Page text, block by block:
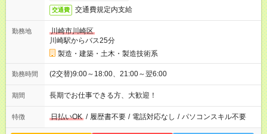
交通費 交通費規定内支給
勤務地
川崎市川崎区
川崎駅からバス25分
製造・建築・土木・製造技術系
勤務時間 (2交替)9:00～18:00、21:00～翌6:00
期間 長期でお仕事できる方、大歓迎！
特徴 日払いOK / 履歴書不要 / 電話対応なし / パソコンスキル不要